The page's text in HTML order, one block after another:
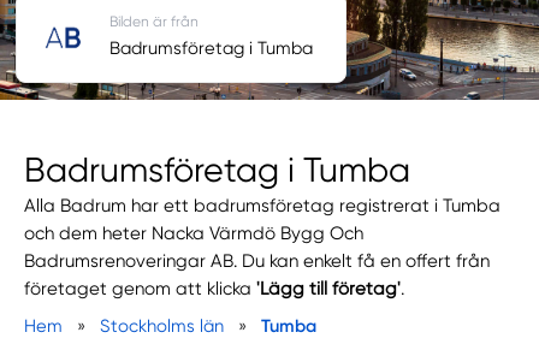
Badrumsföretag i Tumba
Alla Badrum har ett badrumsföretag registrerat i Tumba
och dem heter Nacka Värmdö Bygg Och
Badrumsrenoveringar AB. Du kan enkelt få en offert från
företaget genom att klicka'Lägg till företag'.
Hem
» Stockholms län » Tumba
Bilden är från
Badrumsföretag i Tumba